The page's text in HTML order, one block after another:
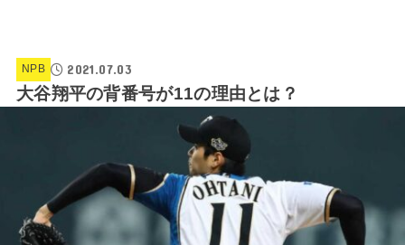
NPB 2021.07.03
大谷翔平の背番号が11の理由とは？